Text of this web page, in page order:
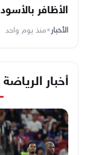
الأظافر بالأسود
الأخبار•منذ يوم واحد
أخبار الرياضة